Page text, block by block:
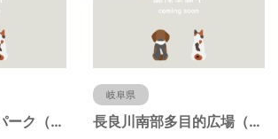
中央中ポケットパーク（岐阜県羽島市）
岐阜県
長良川南部多目的広場（岐阜県羽島市）